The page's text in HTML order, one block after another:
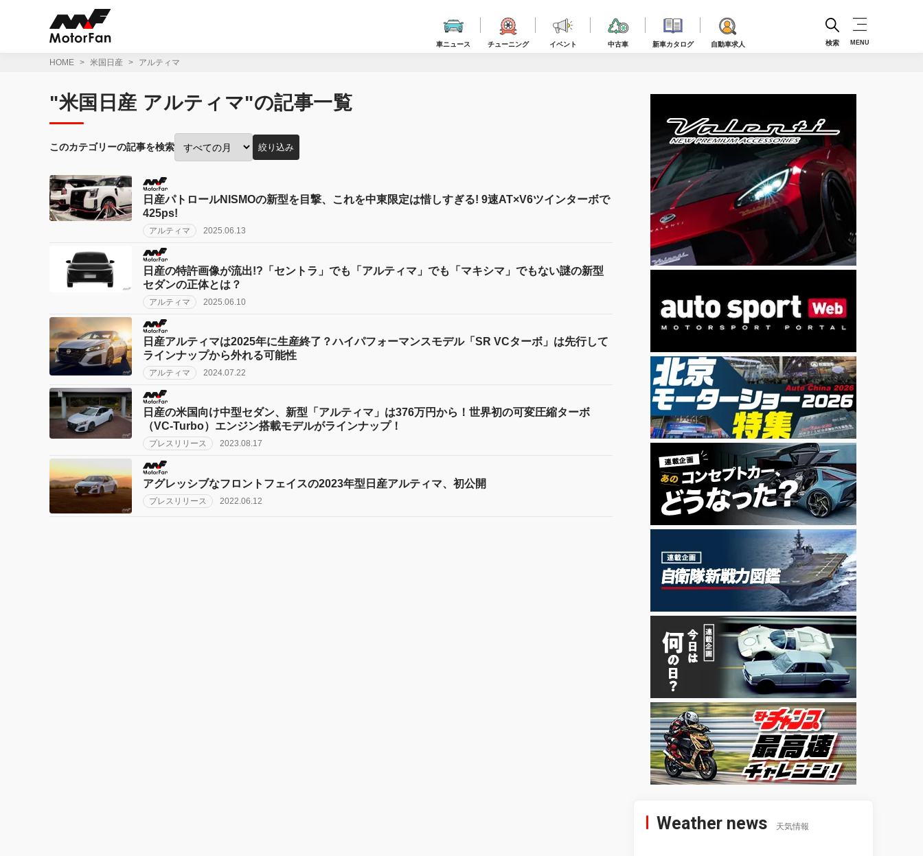
車ニュース チューニング イベント 中古車 新車カタログ 自動車求人 検索 MENU
HOME 米国日産 アルティマ
"米国日産 アルティマ"の記事一覧
このカテゴリーの記事を検索
投
月
で
絞
り
絞り込み
日産パトロールNISMOの新型を目撃、これを中東限定は惜しすぎる! 9速AT×V6ツインターボで
425ps!
アルティマ 2025.06.13
日産の特許画像が流出!?「セントラ」でも「アルティマ」でも「マキシマ」でもない謎の新型
セダンの正体とは？
アルティマ 2025.06.10
日産アルティマは2025年に生産終了？ハイパフォーマンスモデル「SR VCターボ」は先行して
ラインナップから外れる可能性
アルティマ 2024.07.22
日産の米国向け中型セダン、新型「アルティマ」は376万円から！世界初の可変圧縮ターボ
（VC-Turbo）エンジン搭載モデルがラインナップ！
プレスリリース 2023.08.17
アグレッシブなフロントフェイスの2023年型日産アルティマ、初公開
プレスリリース 2022.06.12
Weather news 天気情報